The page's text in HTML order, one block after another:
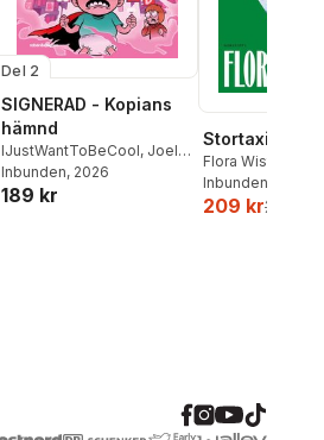
Del 2
SIGNERAD - Kopians
hämnd
IJustWantToBeCool, Joel
Adolphson,Emil Ejdemo
Beer ,Victor Beer
Inbunden, 2026
189 kr
Stortaxi
Flora Wiström
Inbunden
209 kr259 kr